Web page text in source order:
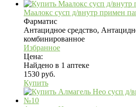
Маалокс сусп д/внутр примен
Фарматис
Антацидное средство,
комбинированное
Избранное
Цена:
Найдено в 1 аптеке
1530 руб.
Купить